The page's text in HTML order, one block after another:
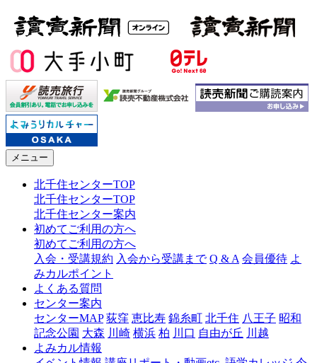
メニュー
北千住センターTOP
北千住センターTOP
北千住センター案内
初めてご利用の方へ
初めてご利用の方へ
入会・受講規約 入会から受講まで Q & A 会員優待 よ
みカルポイント
よくある質問
センター案内
センターMAP 荻窪 恵比寿 錦糸町 北千住 八王子 昭和
記念公園 大森 川崎 横浜 柏 川口 自由が丘 川越
よみカル情報